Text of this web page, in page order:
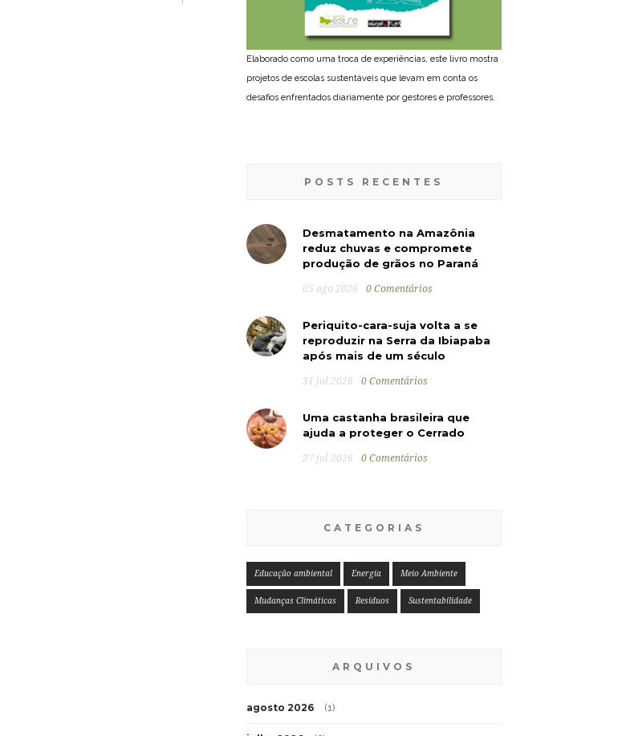
Elaborado como uma troca de experiências, este livro mostra
projetos de escolas sustentáveis que levam em conta os
desafios enfrentados diariamente por gestores e professores.
POSTS RECENTES
Desmatamento na Amazônia
reduz chuvas e compromete
produção de grãos no Paraná
05 ago 2026 0 Comentários
Periquito-cara-suja volta a se
reproduzir na Serra da Ibiapaba
após mais de um século
31 jul 2026 0 Comentários
Uma castanha brasileira que
ajuda a proteger o Cerrado
27 jul 2026 0 Comentários
CATEGORIAS
Educação ambiental Energia Meio Ambiente
Mudanças Climáticas Resíduos Sustentabilidade
ARQUIVOS
agosto 2026 (1)